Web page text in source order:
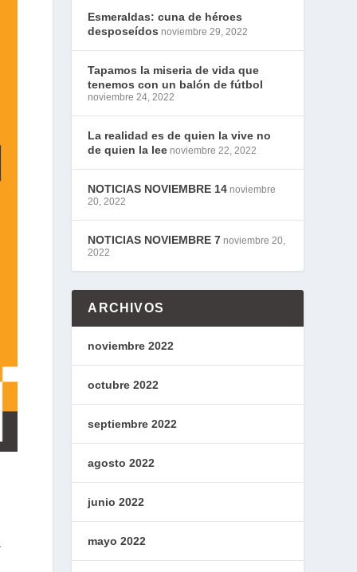
Esmeraldas: cuna de héroes
desposeídos noviembre 29, 2022
Tapamos la miseria de vida que
tenemos con un balón de fútbol
noviembre 24, 2022
La realidad es de quien la vive no
de quien la lee noviembre 22, 2022
NOTICIAS NOVIEMBRE 14 noviembre
20, 2022
NOTICIAS NOVIEMBRE 7 noviembre 20,
2022
ARCHIVOS
noviembre 2022
octubre 2022
septiembre 2022
agosto 2022
junio 2022
mayo 2022